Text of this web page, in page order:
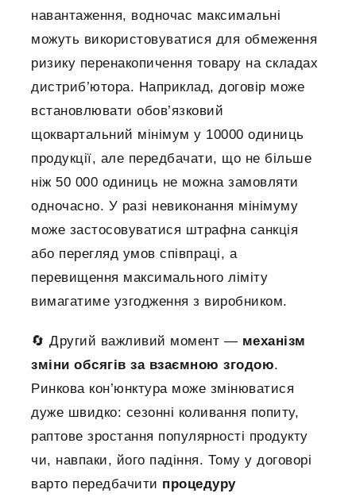
навантаження, водночас максимальні
можуть використовуватися для обмеження
ризику перенакопичення товару на складах
дистриб’ютора. Наприклад, договір може
встановлювати обов’язковий
щоквартальний мінімум у 10000 одиниць
продукції, але передбачати, що не більше
ніж 50 000 одиниць не можна замовляти
одночасно. У разі невиконання мінімуму
може застосовуватися штрафна санкція
або перегляд умов співпраці, а
перевищення максимального ліміту
вимагатиме узгодження з виробником.
🔄 Другий важливий момент — механізм
зміни обсягів за взаємною згодою.
Ринкова кон’юнктура може змінюватися
дуже швидко: сезонні коливання попиту,
раптове зростання популярності продукту
чи, навпаки, його падіння. Тому у договорі
варто передбачити процедуру